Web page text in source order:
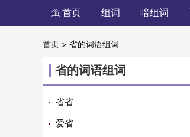
 首页 组词 暗组词
首页 > 省的词语组词
省的词语组词
省省
爱省